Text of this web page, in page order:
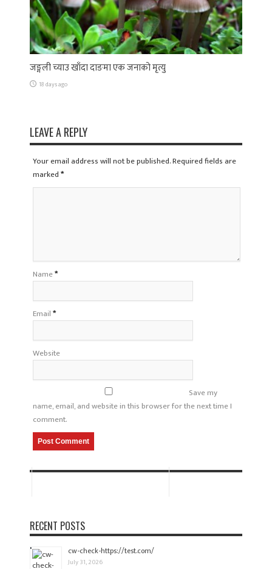
जङ्गली च्याउ खाँदा दाङमा एक जनाको मृत्यु
18 days ago
LEAVE A REPLY
Your email address will not be published. Required fields are
marked*
Name*
Email*
Website
Save my
name, email, and website in this browser for the next time I
comment.
RECENT POSTS
cw-check-https://test.com/
July 31, 2026